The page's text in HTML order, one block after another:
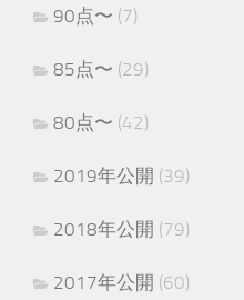
90点〜 (7)
85点〜 (29)
80点〜 (42)
2019年公開 (39)
2018年公開 (79)
2017年公開 (60)